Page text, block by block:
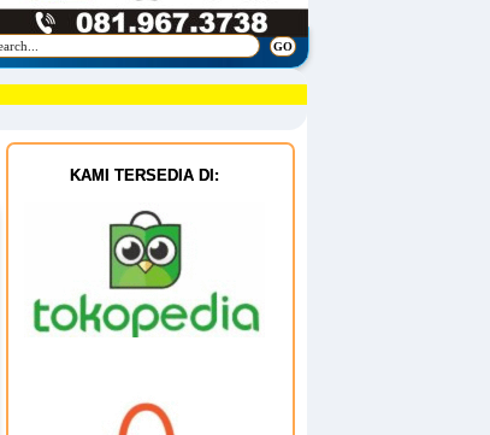
KAMI TERSEDIA DI: